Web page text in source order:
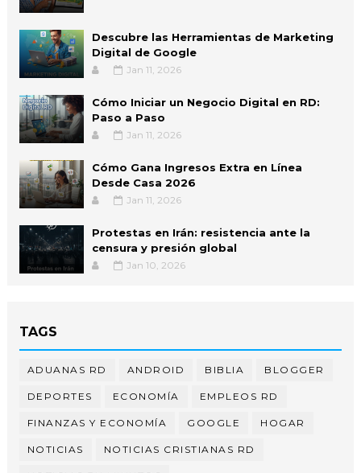
Descubre las Herramientas de Marketing
Digital de Google
Jan 11, 2026
Cómo Iniciar un Negocio Digital en RD:
Paso a Paso
Jan 11, 2026
Cómo Gana Ingresos Extra en Línea
Desde Casa 2026
Jan 11, 2026
Protestas en Irán: resistencia ante la
censura y presión global
Jan 10, 2026
TAGS
ADUANAS RD ANDROID BIBLIA BLOGGER
DEPORTES ECONOMÍA EMPLEOS RD
FINANZAS Y ECONOMÍA GOOGLE HOGAR
NOTICIAS NOTICIAS CRISTIANAS RD